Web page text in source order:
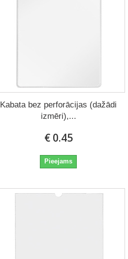
Kabata bez perforācijas (dažādi
izmēri),...
€ 0.45
Pieejams